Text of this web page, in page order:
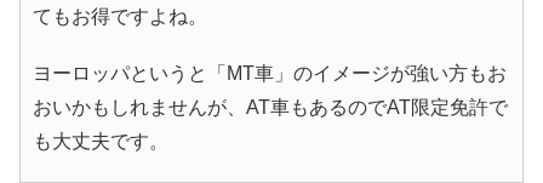
てもお得ですよね。
ヨーロッパというと「MT車」のイメージが強い方もお
おいかもしれませんが、AT車もあるのでAT限定免許で
も大丈夫です。